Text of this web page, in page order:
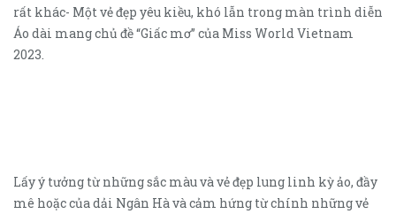
rất khác- Một vẻ đẹp yêu kiều, khó lẫn trong màn trình diễn
Áo dài mang chủ đề “Giấc mơ” của Miss World Vietnam
2023.
Lấy ý tưởng từ những sắc màu và vẻ đẹp lung linh kỳ ảo, đầy
mê hoặc của dải Ngân Hà và cảm hứng từ chính những vẻ